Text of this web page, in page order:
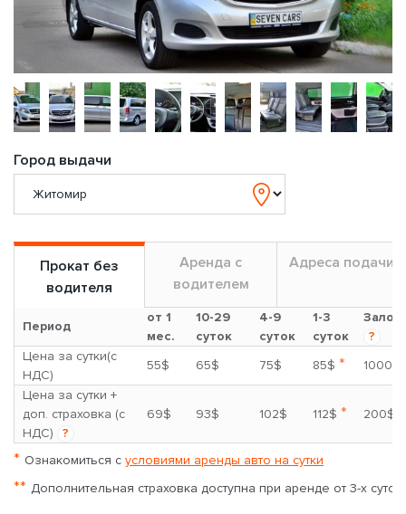
Город выдачи
Прокат без
водителя
Аренда с
водителем
Адреса подачи
Период
от 1
мес.
10-29
суток
4-9
суток
1-3
суток
Залог
?
Цена за сутки(с
НДС)
55$ 65$ 75$ 85$ *
1000$
Цена за сутки +
доп. страховка (с
НДС)
?
69$ 93$ 102$ 112$ * 200$
* Ознакомиться с условиями аренды авто на сутки
** Дополнительная страховка доступна при аренде от 3-х суток